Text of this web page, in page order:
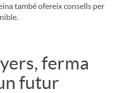
també ofereix consells per
ferma
futur